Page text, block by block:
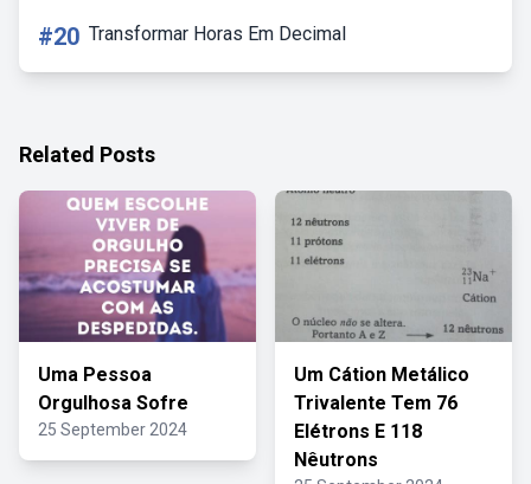
#20 Transformar Horas Em Decimal
Related Posts
Uma Pessoa
Orgulhosa Sofre
25 September 2024
Um Cátion Metálico
Trivalente Tem 76
Elétrons E 118
Nêutrons